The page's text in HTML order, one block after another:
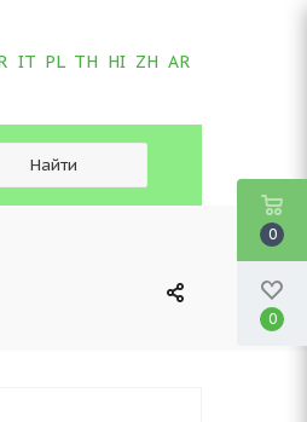
IT PL TH HI ZH AR
0
0